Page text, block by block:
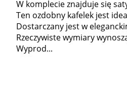
W komplecie znajduje się
Ten ozdobny kafelek jest
Dostarczany jest w
Rzeczywiste wymiary
Wyprod...